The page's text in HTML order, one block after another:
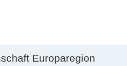
Europaregion